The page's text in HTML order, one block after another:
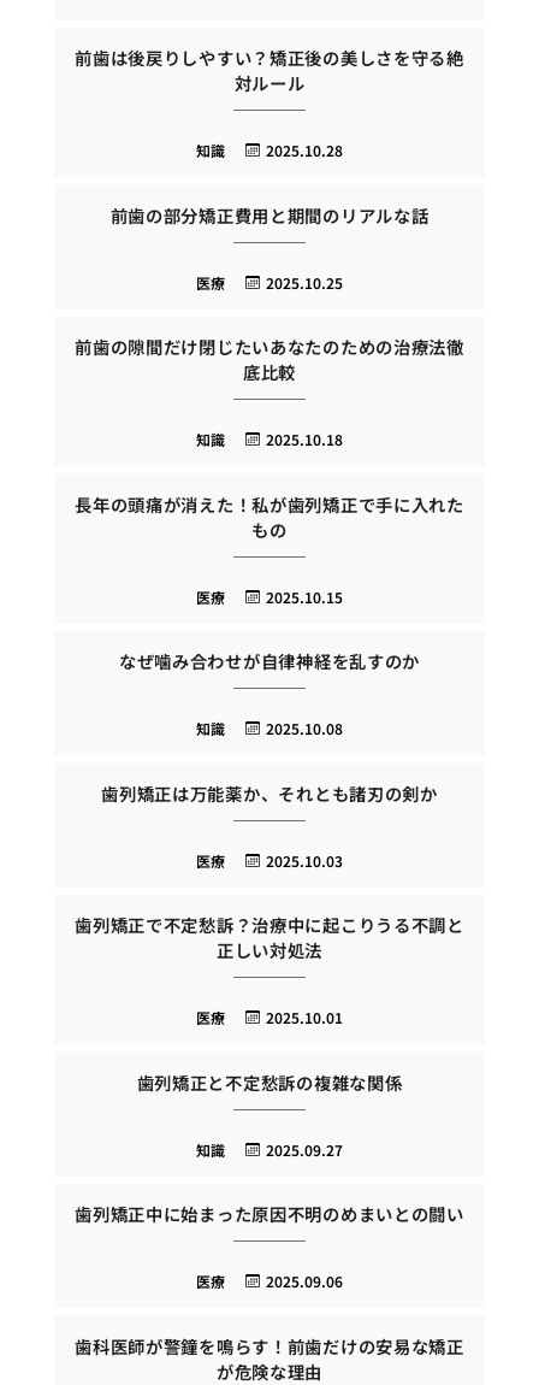
前歯は後戻りしやすい？矯正後の美しさを守る絶
対ルール
2025.10.28
知識
前歯の部分矯正費用と期間のリアルな話
2025.10.25
医療
前歯の隙間だけ閉じたいあなたのための治療法徹
底比較
2025.10.18
知識
長年の頭痛が消えた！私が歯列矯正で手に入れた
もの
2025.10.15
医療
なぜ噛み合わせが自律神経を乱すのか
2025.10.08
知識
歯列矯正は万能薬か、それとも諸刃の剣か
2025.10.03
医療
歯列矯正で不定愁訴？治療中に起こりうる不調と
正しい対処法
2025.10.01
医療
歯列矯正と不定愁訴の複雑な関係
2025.09.27
知識
歯列矯正中に始まった原因不明のめまいとの闘い
2025.09.06
医療
歯科医師が警鐘を鳴らす！前歯だけの安易な矯正
が危険な理由